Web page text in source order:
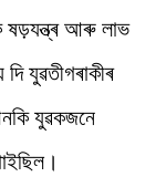
ষড়যন্ত্ৰ আৰু লাভ
যুৱতীগৰাকীৰ
যুৱকজনে